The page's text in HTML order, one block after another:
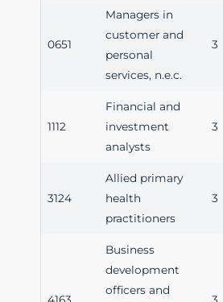
0651
Managers in
customer and
personal
services, n.e.c.
3
1112
Financial and
investment
analysts
3
3124
Allied primary
health
practitioners
3
Business
development
officers and